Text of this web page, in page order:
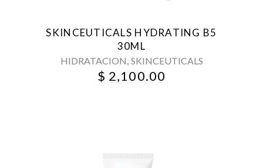
SKINCEUTICALS HYDRATING B5
30ML
HIDRATACION, SKINCEUTICALS
$ 2,100.00